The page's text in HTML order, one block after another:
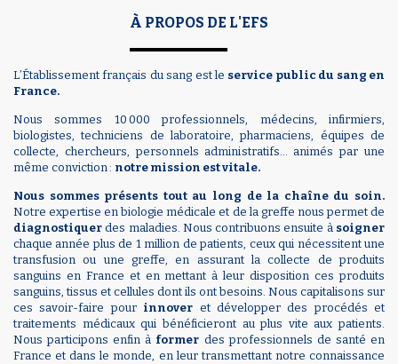
À PROPOS DE L'EFS
L’Établissement français du sang est le service public du sang en
France.
Nous sommes 10 000 professionnels, médecins, infirmiers,
biologistes, techniciens de laboratoire, pharmaciens, équipes de
collecte, chercheurs, personnels administratifs… animés par une
même conviction : notre mission est vitale.
Nous sommes présents tout au long de la chaîne du soin.
Notre expertise en biologie médicale et de la greffe nous permet de
diagnostiquer des maladies. Nous contribuons ensuite à soigner
chaque année plus de 1 million de patients, ceux qui nécessitent une
transfusion ou une greffe, en assurant la collecte de produits
sanguins en France et en mettant à leur disposition ces produits
sanguins, tissus et cellules dont ils ont besoins. Nous capitalisons sur
ces savoir-faire pour innover et développer des procédés et
traitements médicaux qui bénéficieront au plus vite aux patients.
Nous participons enfin à former des professionnels de santé en
France et dans le monde, en leur transmettant notre connaissance